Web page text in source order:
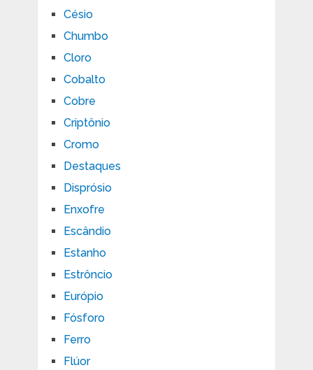
Césio
Chumbo
Cloro
Cobalto
Cobre
Criptônio
Cromo
Destaques
Disprósio
Enxofre
Escândio
Estanho
Estrôncio
Európio
Fósforo
Ferro
Flúor